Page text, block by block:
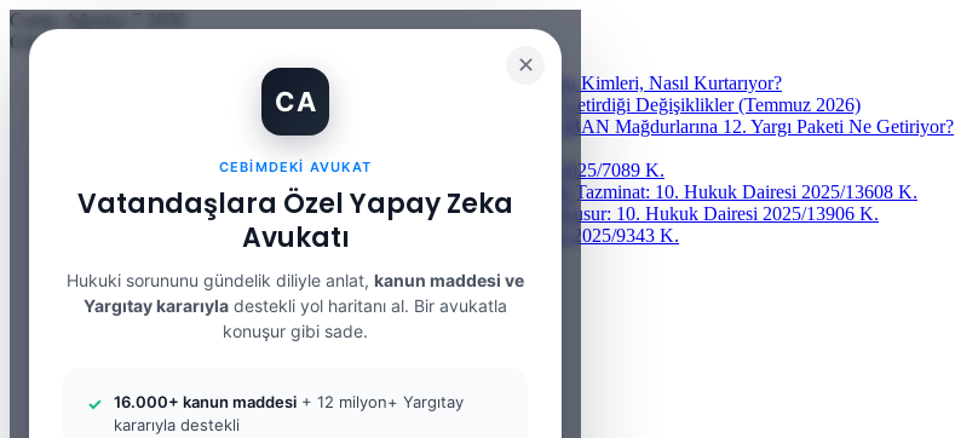
✕
CA
CEBIMDEKI AVUKAT
Vatandaşlara Özel Yapay Zeka
Avukatı
Hukuki sorununu gündelik diliyle anlat, kanun maddesi ve
Yargıtay kararıyla destekli yol haritanı al. Bir avukatla
konuşur gibi sade.
16.000+ kanun maddesi + 12 milyon+ Yargıtay
kararıyla destekli
Cuma, Ağustos 7 2026
Güncel Makale
İBAN Kiralama Cezasında Yeni Dönem: TCK 158’e Eklenen Fıkra Kimleri, Nasıl Kurtarıyor?
12. Yargı Paketi Kabul Edildi: Avukat Gözüyle Tüm Maddeler ve Getirdiği Değişiklikler (Temmuz 2026)
Banka Hesabımı Dolandırıcılara Kullandırdım, Başıma Ne Gelir? IBAN Mağdurlarına 12. Yargı Paketi Ne Getiriyor?
Yargıtay Kararı İncelemesi ve Tanık Beyanları: 9. Hukuk Dairesi 2025/7089 K.
Kusur Belirlemesinin Maddi ve Manevi Tazminata Etkisi ve Maddi Tazminat: 10. Hukuk Dairesi 2025/13608 K.
Kusur Belirlemesinin Maddi ve Manevi Tazminata Etkisi ve Ağır Kusur: 10. Hukuk Dairesi 2025/13906 K.
Kira Sözleşmesinin Feshi ve Bilirkişi İncelemesi: 9. Hukuk Dairesi 2025/9343 K.
Yargıtay Kararı İncelemesi: 2. Ceza Dairesi 2026/4266 K.
Facebook
WhatsApp